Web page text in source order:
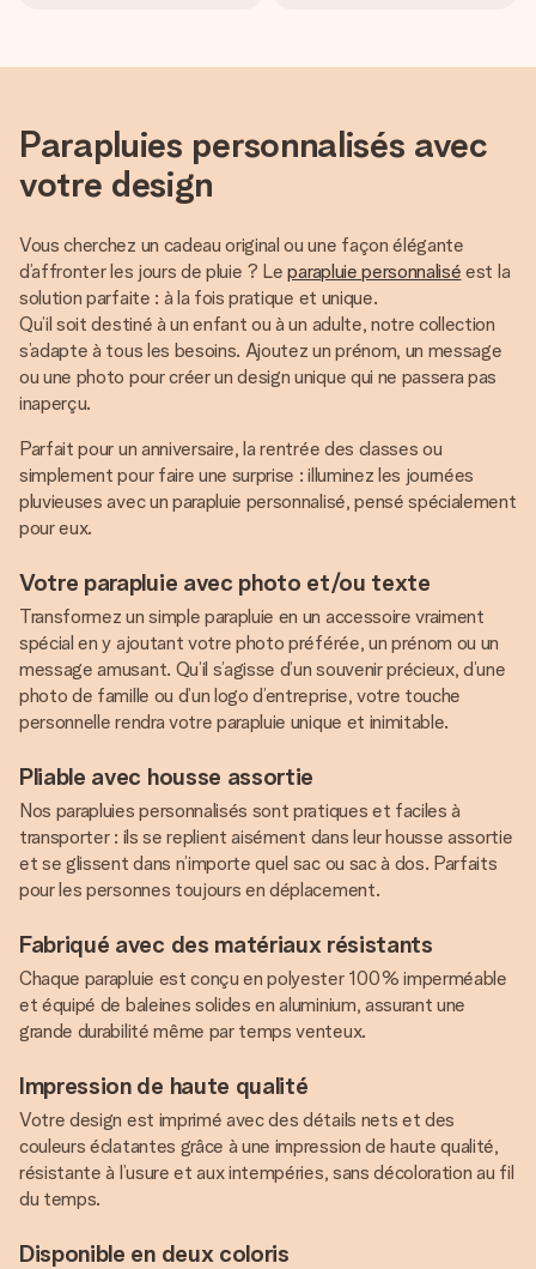
Parapluies personnalisés avec
votre design
Vous cherchez un cadeau original ou une façon élégante
d’affronter les jours de pluie ? Leparapluie personnalisé est la
solution parfaite : à la fois pratique et unique.
Qu’il soit destiné à un enfant ou à un adulte, notre collection
s’adapte à tous les besoins. Ajoutez un prénom, un message
ou une photo pour créer un design unique qui ne passera pas
inaperçu.
Parfait pour un anniversaire, la rentrée des classes ou
simplement pour faire une surprise : illuminez les journées
pluvieuses avec un parapluie personnalisé, pensé spécialement
pour eux.
Votre parapluie avec photo et/ou texte
Transformez un simple parapluie en un accessoire vraiment
spécial en y ajoutant votre photo préférée, un prénom ou un
message amusant. Qu’il s’agisse d’un souvenir précieux, d’une
photo de famille ou d’un logo d’entreprise, votre touche
personnelle rendra votre parapluie unique et inimitable.
Pliable avec housse assortie
Nos parapluies personnalisés sont pratiques et faciles à
transporter : ils se replient aisément dans leur housse assortie
et se glissent dans n’importe quel sac ou sac à dos. Parfaits
pour les personnes toujours en déplacement.
Fabriqué avec des matériaux résistants
Chaque parapluie est conçu en polyester 100 % imperméable
et équipé de baleines solides en aluminium, assurant une
grande durabilité même par temps venteux.
Impression de haute qualité
Votre design est imprimé avec des détails nets et des
couleurs éclatantes grâce à une impression de haute qualité,
résistante à l’usure et aux intempéries, sans décoloration au fil
du temps.
Disponible en deux coloris